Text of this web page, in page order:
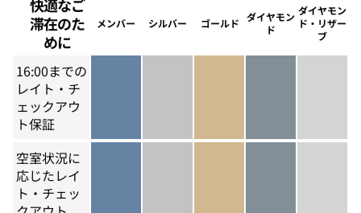
快適なご
滞在のた
めに
メンバー シルバー ゴールド ダイヤモン
ド
ダイヤモン
ド・リザー
ブ
16:00までの
レイト・チ
ェックアウ
ト保証
空室状況に
応じたレイ
ト・チェッ